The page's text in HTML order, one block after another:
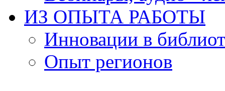
ИЗ ОПЫТА РАБОТЫ
Инновации в
Опыт регионов